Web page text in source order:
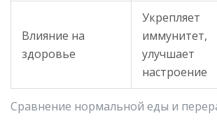
Сравнение нормальной еды и
Влияние на
здоровье
Укрепляет
иммунитет,
улучшает
настроение